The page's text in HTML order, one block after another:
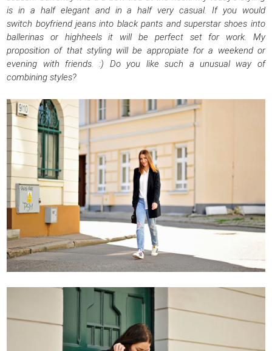
is in a half elegant and in a half very casual. If you would
switch boyfriend jeans into black pants and superstar shoes into
ballerinas or highheels it will be perfect set for work. My
proposition of that styling will be appropiate for a weekend or
evening with friends. :) Do you like such a unusual way of
combining styles?